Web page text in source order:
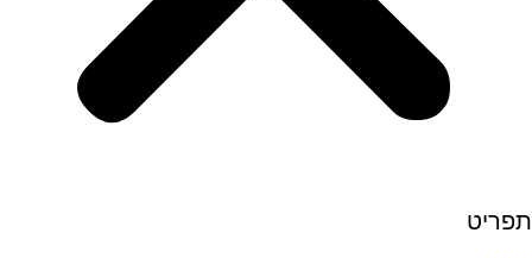
תפריט